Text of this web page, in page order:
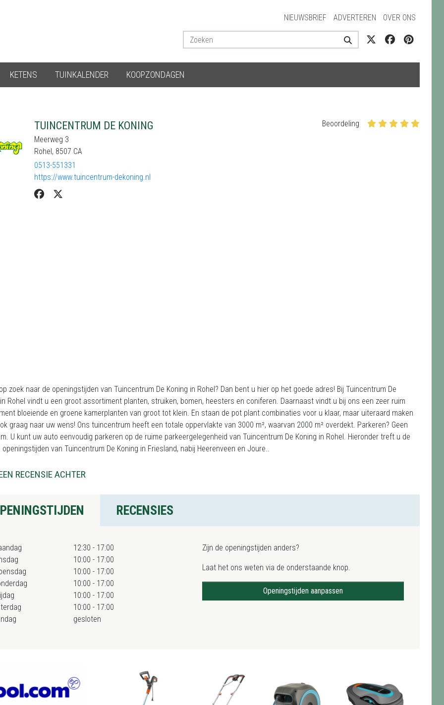
NIEUWSBRIEF ADVERTEREN OVER ONS
KETENS TUINKALENDER KOOPZONDAGEN
TUINCENTRUM DE KONING
Meerweg 3
Rohel, 8507 CA
0513-551331
https://www.tuincentrum-dekoning.nl
Beoordeling
zoek naar de openingstijden van Tuincentrum De Koning in Rohel? Dan bent u hier op het goede adres! Bij Tuincentrum De
Rohel vindt u een groot assortiment planten, struiken, bomen, heesters en coniferen. Daarnaast vindt u bij ons een zeer ruim
bloeiende en groene kamerplanten van groot tot klein. En staan de pot plant combinaties voor u klaar, maar uiteraard maken
graag naar uw wens! Ons tuincentrum heeft een totale oppervlakte van 3000 m², waarvan 2000 m² overdekt. Parkeren? Geen
U kunt uw auto eenvoudig parkeren op de ruime parkeergelegenheid van Tuincentrum De Koning in Rohel. Hieronder treft u de
van Tuincentrum De Koning in Friesland, nabij Heerenveen en Joure..
RECENSIE ACHTER
RECENSIES
12:30 - 17:00
10:00 - 17:00
10:00 - 17:00
10:00 - 17:00
10:00 - 17:00
10:00 - 17:00
gesloten
Zijn de openingstijden anders?
Laat het ons weten via de onderstaande knop.
Openingstijden aanpassen